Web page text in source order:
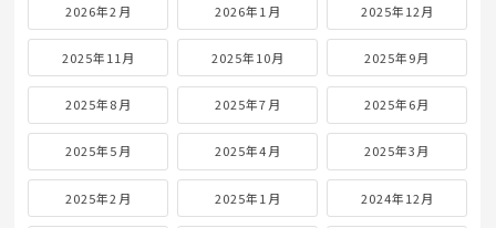
2026年2月 2026年1月 2025年12月
2025年11月 2025年10月 2025年9月
2025年8月 2025年7月 2025年6月
2025年5月 2025年4月 2025年3月
2025年2月 2025年1月 2024年12月